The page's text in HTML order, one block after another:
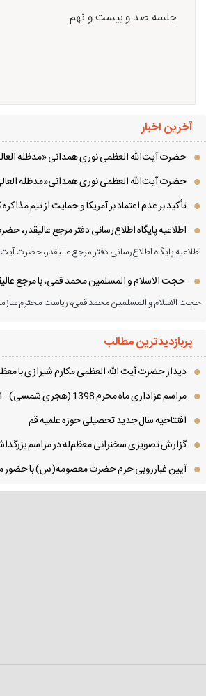
جلسه صد و بیست و نهم
آخرین اخبار
حضرت آیت‌الله العظمی نوری همدانی «مدظله
حضرت آیت‌الله العظمی نوری همدانی«مدظله
تأکید بر عدم اعتماد بر آمریکا و حمایت از تیم
اطلاعیه پایگاه اطلاع‌رسانی دفتر مرجع عالیقدر،
اطلاعیه پایگاه اطلاع‌رسانی دفتر مرجع عالیقدر، حضرت
حجت الاسلام و المسلمین محمد قمی، با مرجع
حجت الاسلام و المسلمین محمد قمی، ریاست محترم
پربازدیدترین مطالب
دیدار حضرت آیت الله العظمی مكارم شیرازی با
مراسم عزاداری ماه محرم 1398 (هجری شمسی) - 1441 (هجری قمری)
افتتاحیه سال جدید تحصیلی حوزه علمیه قم
گزارش تصویری سخنرانی معظم‌له در مراسم
آیین غبارروبی حرم حضرت معصومه(س) با حضور